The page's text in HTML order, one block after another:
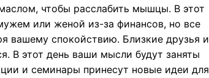
чтобы расслабить мышцы. В этот
или женой из-за финансов, но все
вашему спокойствию. Близкие друзья и
В этот день ваши мысли будут заняты
и семинары принесут новые идеи для